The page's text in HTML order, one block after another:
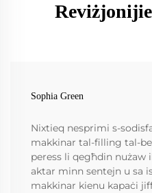
Sophia Green
Nixtieq nesprimi s-
makkinar tal-filling tal-
peress li qegħdin
aktar minn sentejn u sa
makkinar kienu kapaċi